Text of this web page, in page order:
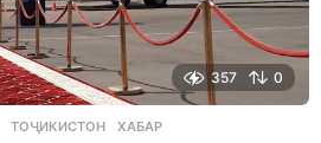
357 0
,ТОҶИКИСТОН ,ХАБАР